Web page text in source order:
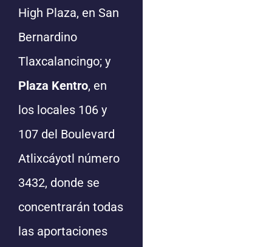
High Plaza, en San
Bernardino
Tlaxcalancingo; y
Plaza Kentro, en
los locales 106 y
107 del Boulevard
Atlixcáyotl número
3432, donde se
concentrarán todas
las aportaciones